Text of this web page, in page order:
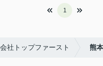
1
社トップファースト 熊